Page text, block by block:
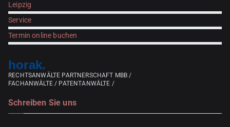
Leipzig
Service
Termin online buchen
horak.
RECHTSANWÄLTE PARTNERSCHAFT MBB /
FACHANWÄLTE / PATENTANWÄLTE /
Schreiben Sie uns